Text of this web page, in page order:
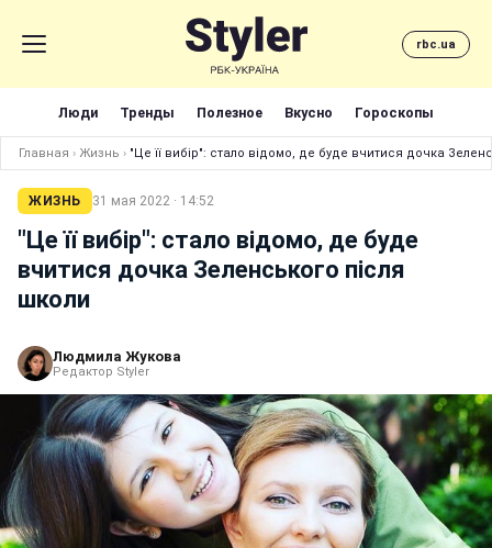
rbc.ua
Люди Тренды Полезное Вкусно Гороскопы
Главная › Жизнь › "Це її вибір": стало відомо, де буде вчитися дочка
ЖИЗНЬ 31 мая 2022 · 14:52
"Це її вибір": стало відомо, де буде
вчитися дочка Зеленського після
школи
Людмила Жукова
Редактор Styler